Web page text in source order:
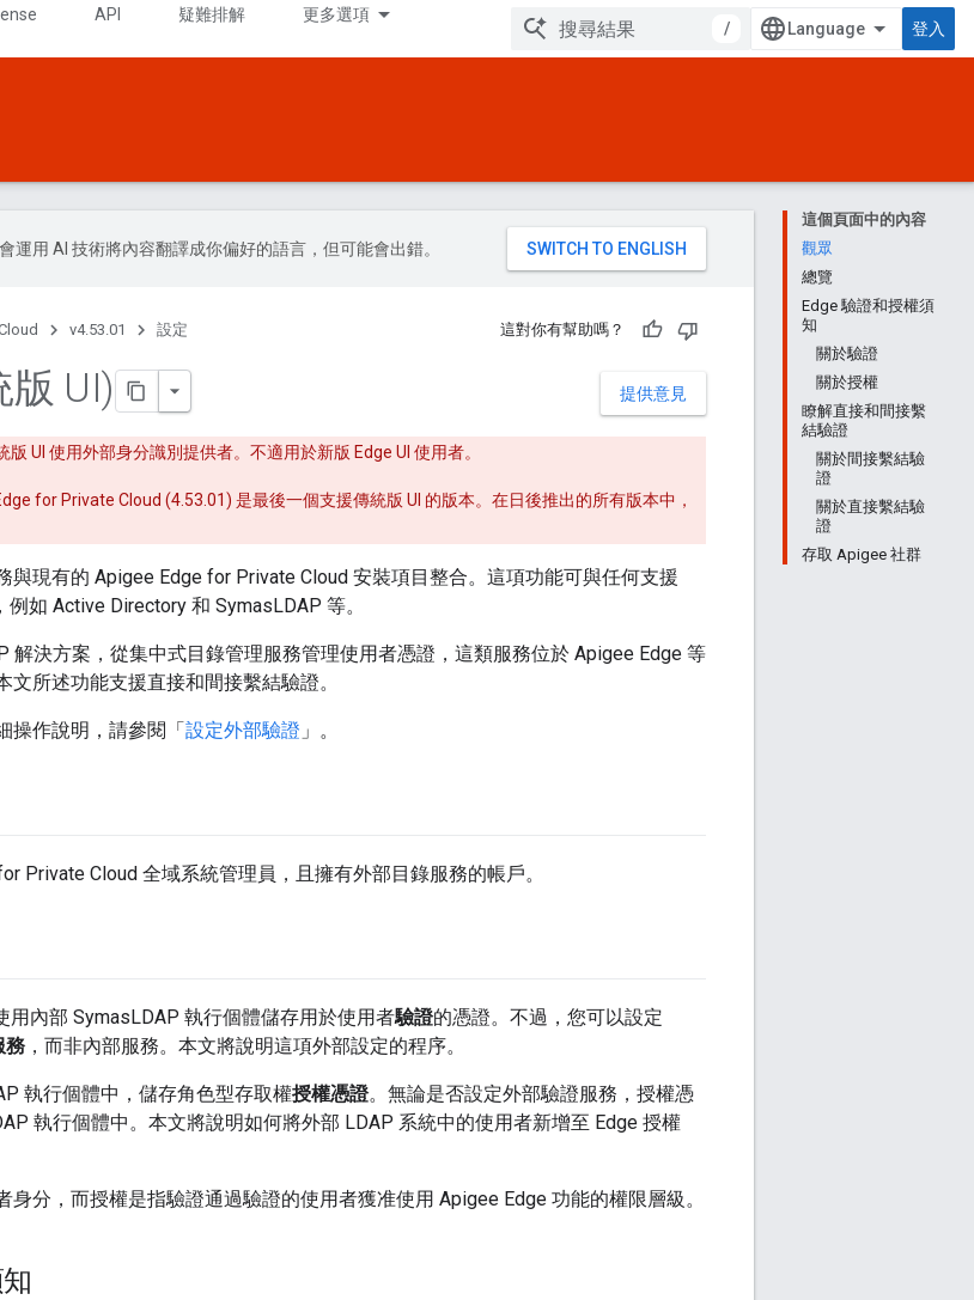
API 疑難排解 更多選項
/ 登入
這個頁面中的內容
觀眾
總覽
Edge 驗證和授權須
知
關於驗證
關於授權
瞭解直接和間接繫
結驗證
關於間接繫結驗
證
關於直接繫結驗
證
存取 Apigee 社群
運用 AI 技術將內容翻譯成你偏好的語言，但可能會出錯。
v4.53.01 設定 這對你有幫助嗎？
提供意見
版 UI)
UI 使用外部身分識別提供者。不適用於新版 Edge UI 使用者。
for Private Cloud (4.53.01) 是最後一個支援傳統版 UI 的版本。在日後推出的所有版本中，
與現有的 Apigee Edge for Private Cloud 安裝項目整合。這項功能可與任何支援
如 Active Directory 和 SymasLDAP 等。
解決方案，從集中式目錄管理服務管理使用者憑證，這類服務位於 Apigee Edge 等
所述功能支援直接和間接繫結驗證。
操作說明，請參閱「設定外部驗證 」。
Private Cloud 全域系統管理員，且擁有外部目錄服務的帳戶。
用內部 SymasLDAP 執行個體儲存用於使用者驗證的憑證。不過，您可以設定
務 ，而非內部服務。本文將說明這項外部設定的程序。
執行個體中，儲存角色型存取權授權憑證。無論是否設定外部驗證服務，授權憑
執行個體中。本文將說明如何將外部 LDAP 系統中的使用者新增至 Edge 授權
身分，而授權是指驗證通過驗證的使用者獲准使用 Apigee Edge 功能的權限層級。